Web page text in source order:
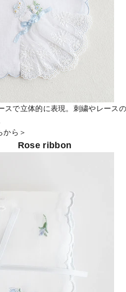
スで立体的に表現。刺繍やレース
から＞
Rose ribbon